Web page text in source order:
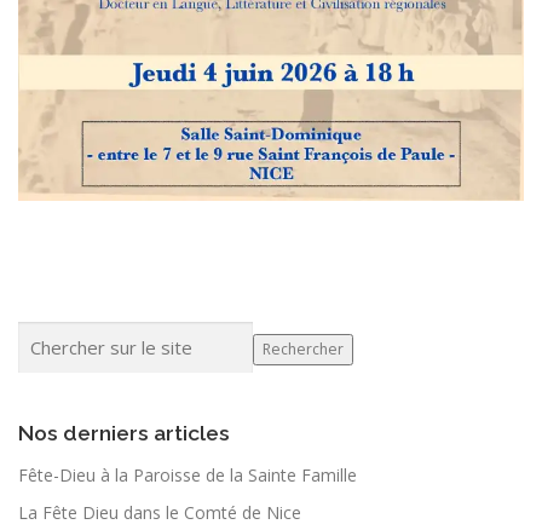
Rechercher
Nos derniers articles
Fête-Dieu à la Paroisse de la Sainte Famille
La Fête Dieu dans le Comté de Nice